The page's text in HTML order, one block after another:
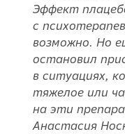
Эффект
с
возможно. Но
остановил
в ситуациях,
тяжелое или
на эти
Анастасия